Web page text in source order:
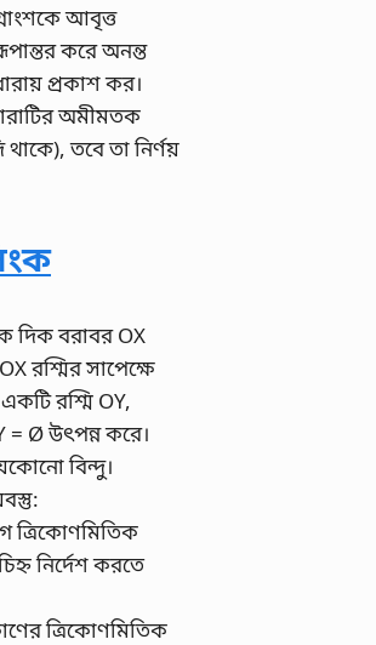
আবৃত্ত
করে অনন্ত
প্রকাশ কর।
অমীমতক
থাকে), তবে তা নির্ণয়
দিক বরাবর OX
রশ্মির সাপেক্ষে
রশ্মি OY,
= Ø উৎপন্ন করে।
বিন্দু।
ত্রিকোণমিতিক
নির্দেশ করতে
ত্রিকোণমিতিক